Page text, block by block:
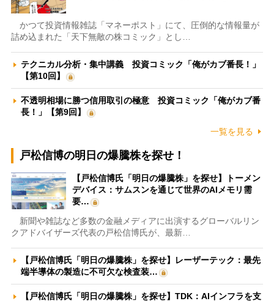
かつて投資情報雑誌「マネーポスト」にて、圧倒的な情報量が
詰め込まれた「天下無敵の株コミック」とし…
テクニカル分析・集中講義 投資コミック「俺がカブ番長！」
【第10回】
不透明相場に勝つ信用取引の極意 投資コミック「俺がカブ番
長！」【第9回】
一覧を見る
戸松信博の明日の爆騰株を探せ！
【戸松信博氏「明日の爆騰株」を探せ】トーメン
デバイス：サムスンを通じて世界のAIメモリ需
要…
新聞や雑誌など多数の金融メディアに出演するグローバルリン
クアドバイザーズ代表の戸松信博氏が、最新…
【戸松信博氏「明日の爆騰株」を探せ】レーザーテック：最先
端半導体の製造に不可欠な検査装…
【戸松信博氏「明日の爆騰株」を探せ】TDK：AIインフラを支